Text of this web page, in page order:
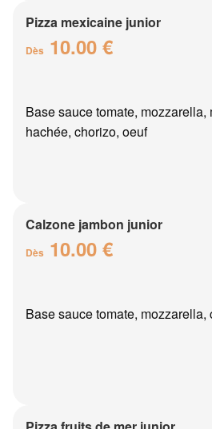
Pizza mexicaine junior
Dès 10.00 €
Base sauce tomate,
hachée, chorizo, oeuf
Calzone jambon junior
Dès 10.00 €
Base sauce tomate,